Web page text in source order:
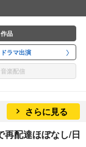
作品
ドラマ出演
音楽配信
さらに見る
再配達ほぼなし/日